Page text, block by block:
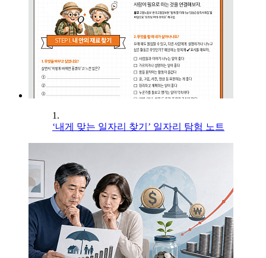
1.
‘내게 맞는 일자리 찾기’ 일자리 탐험 노트